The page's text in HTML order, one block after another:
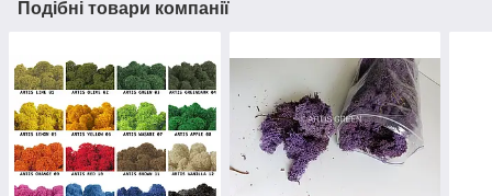
Подібні товари компанії